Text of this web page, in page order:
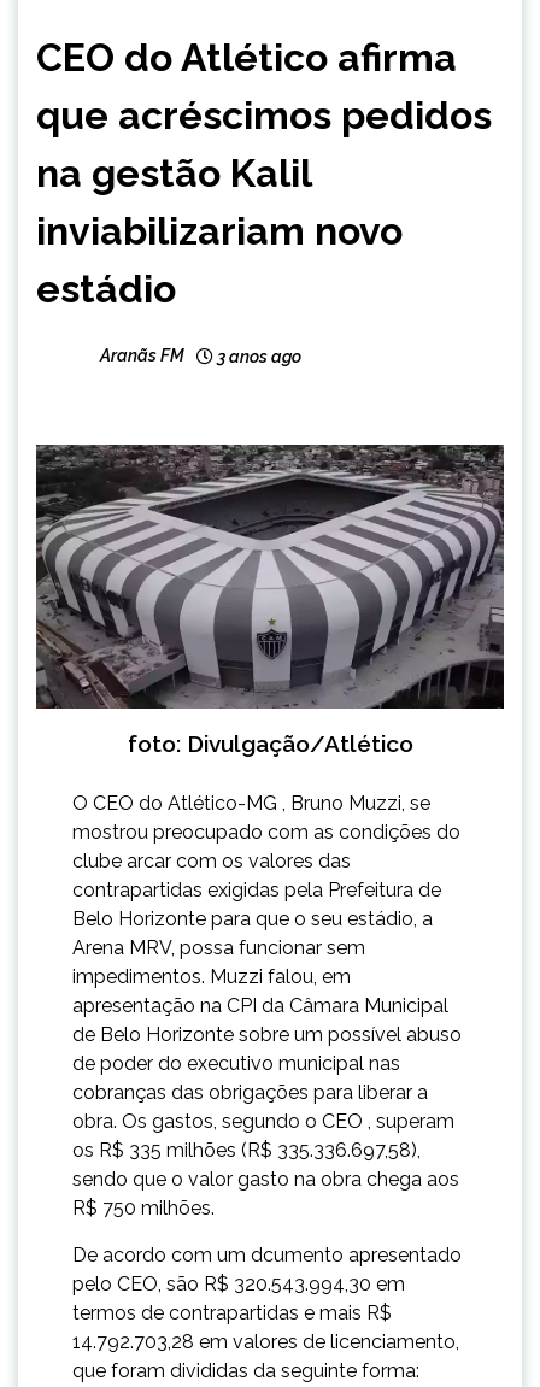
NOTÍCIAS
CEO do Atlético afirma
que acréscimos pedidos
na gestão Kalil
inviabilizariam novo
estádio
Aranãs FM 3 anos ago
foto: Divulgação/Atlético
O CEO do Atlético-MG , Bruno Muzzi, se
mostrou preocupado com as condições do
clube arcar com os valores das
contrapartidas exigidas pela Prefeitura de
Belo Horizonte para que o seu estádio, a
Arena MRV, possa funcionar sem
impedimentos. Muzzi falou, em
apresentação na CPI da Câmara Municipal
de Belo Horizonte sobre um possível abuso
de poder do executivo municipal nas
cobranças das obrigações para liberar a
obra. Os gastos, segundo o CEO , superam
os R$ 335 milhões (R$ 335.336.697,58),
sendo que o valor gasto na obra chega aos
R$ 750 milhões.
De acordo com um dcumento apresentado
pelo CEO, são R$ 320.543.994,30 em
termos de contrapartidas e mais R$
14.792.703,28 em valores de licenciamento,
que foram divididas da seguinte forma: